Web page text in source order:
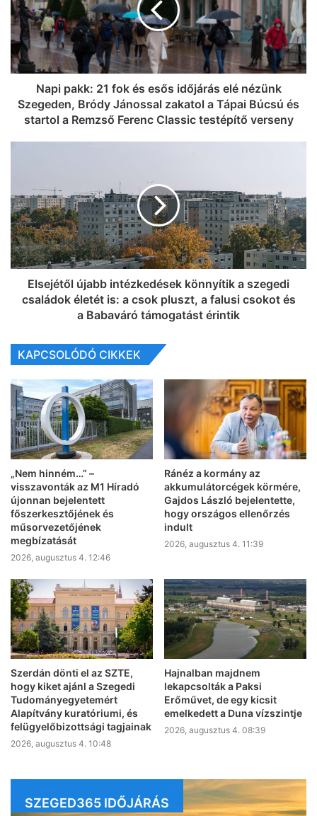
Napi pakk: 21 fok és esős időjárás elé nézünk
Szegeden, Bródy Jánossal zakatol a Tápai Búcsú és
startol a Remzső Ferenc Classic testépítő verseny
Elsejétől újabb intézkedések könnyítik a szegedi
családok életét is: a csok pluszt, a falusi csokot és
a Babaváró támogatást érintik
KAPCSOLÓDÓ CIKKEK
„Nem hinném…” –
visszavonták az M1 Híradó
újonnan bejelentett
főszerkesztőjének és
műsorvezetőjének
megbízatását
2026, augusztus 4. 12:46
Ránéz a kormány az
akkumulátorcégek körmére,
Gajdos László bejelentette,
hogy országos ellenőrzés
indult
2026, augusztus 4. 11:39
Szerdán dönti el az SZTE,
hogy kiket ajánl a Szegedi
Tudományegyetemért
Alapítvány kuratóriumi, és
felügyelőbizottsági tagjainak
2026, augusztus 4. 10:48
Hajnalban majdnem
lekapcsolták a Paksi
Erőművet, de egy kicsit
emelkedett a Duna vízszintje
2026, augusztus 4. 08:39
SZEGED365 IDŐJÁRÁS